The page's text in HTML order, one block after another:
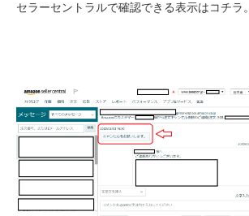
セラーセントラルで確認できる表示はコチラ。